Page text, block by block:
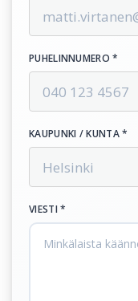
PUHELINNUMERO *
KAUPUNKI / KUNTA *
VIESTI *